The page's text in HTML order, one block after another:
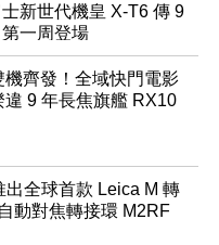
新世代機皇 X-T6 傳 9
第一周登場
機齊發！全域快門電影
違 9 年長焦旗艦 RX10
出全球首款 Leica M 轉
動對焦轉接環 M2RF